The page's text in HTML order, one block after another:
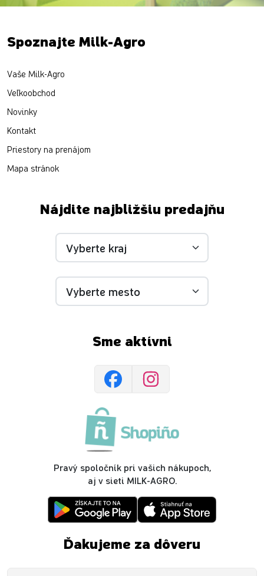
Spoznajte Milk-Agro
Vaše Milk-Agro
Veľkoobchod
Novinky
Kontakt
Priestory na prenájom
Mapa stránok
Nájdite najbližšiu predajňu
Sme aktívni
Pravý spoločník pri vašich nákupoch,
aj v sieti MILK-AGRO.
Ďakujeme za dôveru